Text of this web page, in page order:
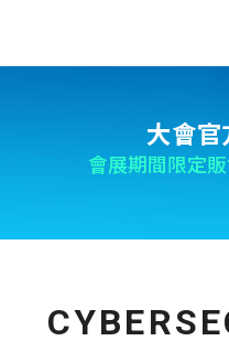
大會官
會展期間限定